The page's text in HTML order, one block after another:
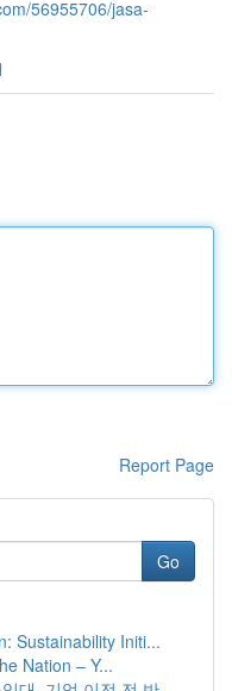
56955706/jasa-
Report Page
Go
Sustainability Initi...
Nation – Y...